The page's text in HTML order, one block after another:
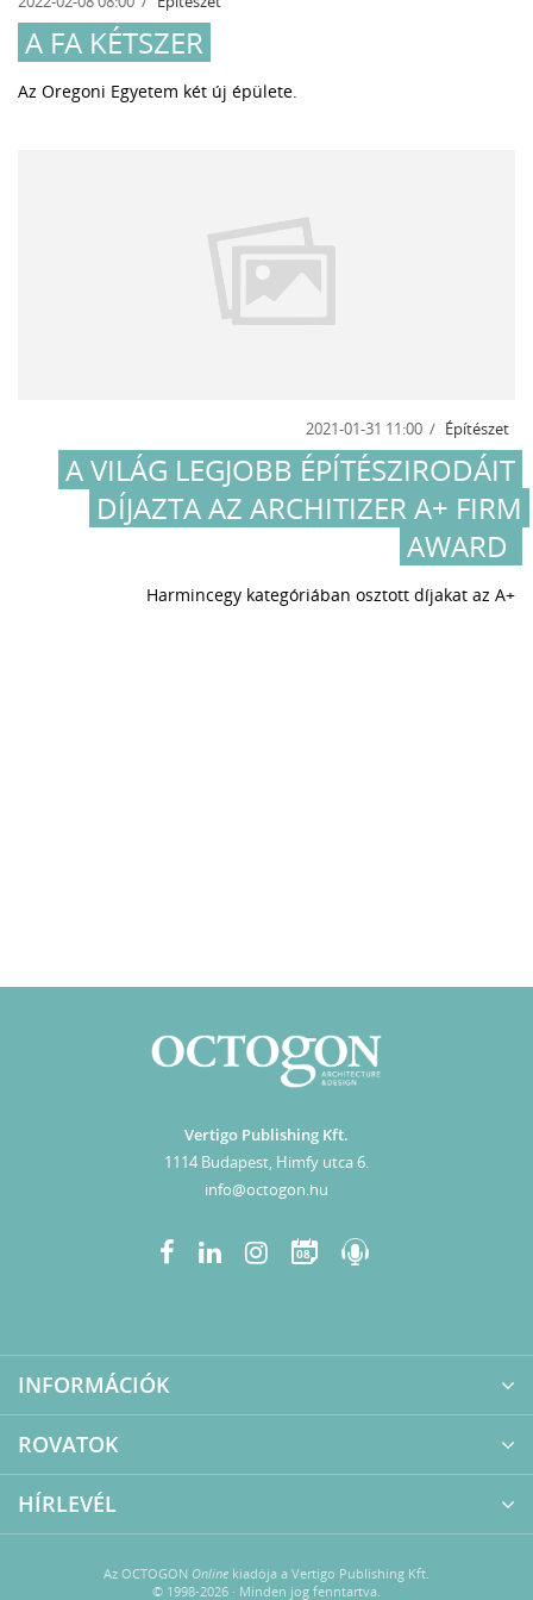
A FA KÉTSZER
Az Oregoni Egyetem két új épülete.
2021-01-31 11:00 Építészet
A VILÁG LEGJOBB ÉPÍTÉSZIRODÁIT
DÍJAZTA AZ ARCHITIZER A+ FIRM
AWARD
Harmincegy kategóriában osztott díjakat az A+
Vertigo Publishing Kft.
1114 Budapest, Himfy utca 6.
info@octogon.hu
08
INFORMÁCIÓK
ROVATOK
HÍRLEVÉL
Az OCTOGON Online kiadója a Vertigo Publishing Kft.
© 1998-2026 · Minden jog fenntartva.